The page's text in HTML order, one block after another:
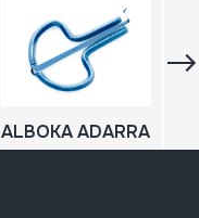
ALBOKA ADARRA